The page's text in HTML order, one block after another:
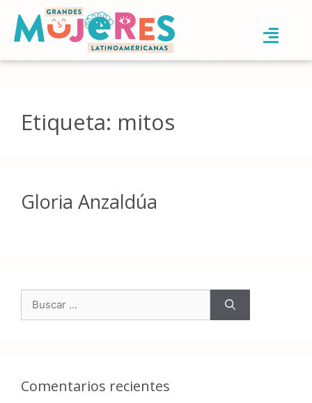
Etiqueta: mitos
Gloria Anzaldúa
Comentarios recientes